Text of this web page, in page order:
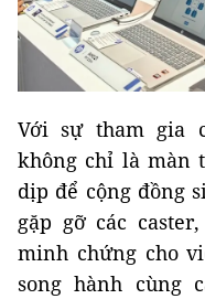
Với sự tham gia
không chỉ là màn
dịp để cộng đồng
gặp gỡ các
minh chứng cho
song hành cùng